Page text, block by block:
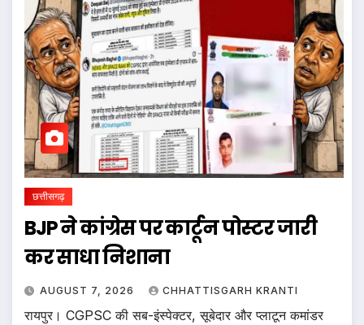
छत्तीसगढ़
BJP ने कांग्रेस पर कार्टून पोस्टर जारी
कर साधा निशाना
AUGUST 7, 2026 CHHATTISGARH KRANTI
रायपुर। CGPSC की सब-इंस्पेक्टर, सूबेदार और प्लाटून कमांडर